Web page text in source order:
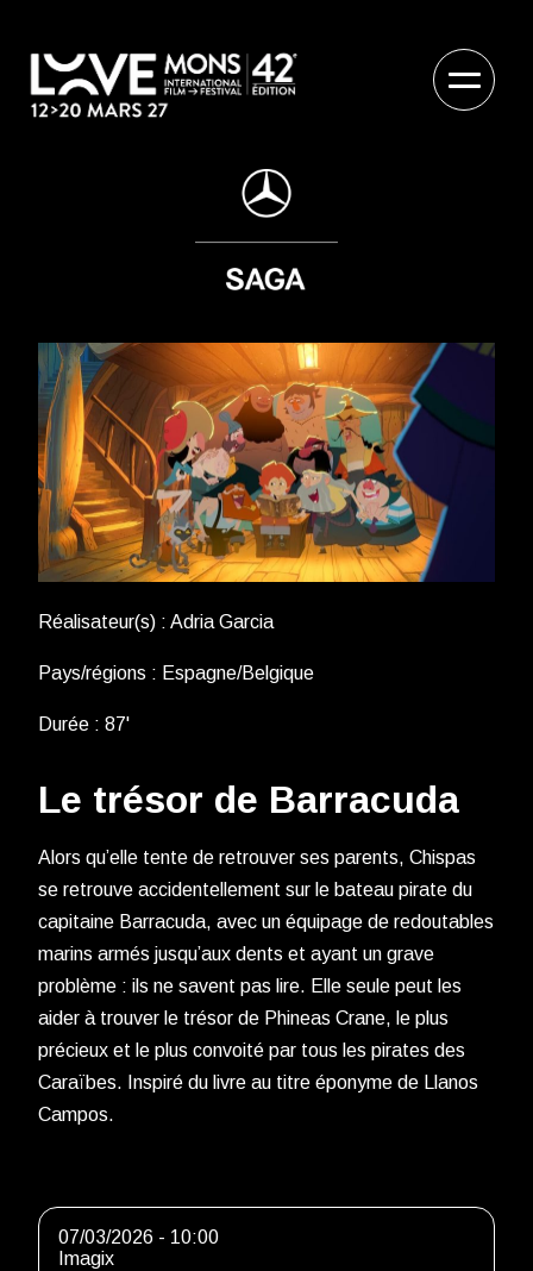
Réalisateur(s) : Adria Garcia
Pays/régions : Espagne/Belgique
Durée : 87'
Le trésor de Barracuda
Alors qu’elle tente de retrouver ses parents, Chispas
se retrouve accidentellement sur le bateau pirate du
capitaine Barracuda, avec un équipage de redoutables
marins armés jusqu’aux dents et ayant un grave
problème : ils ne savent pas lire. Elle seule peut les
aider à trouver le trésor de Phineas Crane, le plus
précieux et le plus convoité par tous les pirates des
Caraïbes. Inspiré du livre au titre éponyme de Llanos
Campos.
07/03/2026 - 10:00
Imagix